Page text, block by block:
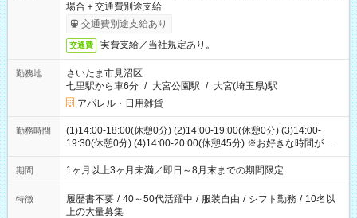
場合＋交通費別途支給
交通費別途支給あり
交通費 実費支給／当社規定あり。
勤務地
さいたま市見沼区
七里駅から車6分 / 大宮公園駅 / 大宮(埼玉県)駅
アパレル・日用雑貨
勤務時間
(1)14:00-18:00(休憩0分) (2)14:00-19:00(休憩0分) (3)14:00-
19:30(休憩0分) (4)14:00-20:00(休憩45分) ※お好きな時間が選べ
ます
期間 1ヶ月以上3ヶ月未満／即日～8月末までの期間限定
特徴 履歴書不要 / 40～50代活躍中 / 服装自由 / シフト勤務 / 10名以
上の大量募集